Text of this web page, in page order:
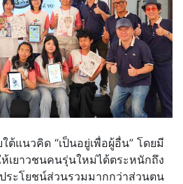
แนวคิด “เป็นอยู่เพื่อผู้อื่น” โดยมี
เยาวชนคนรุ่นใหม่ได้ตระหนักถึง
ระโยชน์ส่วนรวมมากกว่าส่วนตน